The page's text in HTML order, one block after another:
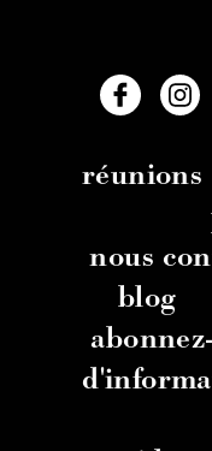
réunions
nous
blog